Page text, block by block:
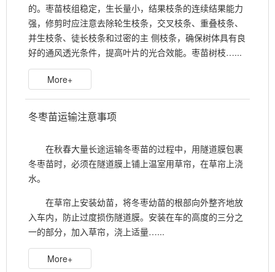
的。枣苗枝组稳定，生长量小，结果枝条的连续结果能力
强，修剪时应注意去除轮生枝条，交叉枝条、重叠枝条、
并生枝条、徒长枝条和过密的主 侧枝条，确保树体具有良
好的通风透光条件，提高叶片的光合效能。枣苗树枝…...
More+
冬枣苗运输注意事项
在秋春大量长途运输冬枣苗的过程中，用隧道膜包裹
冬枣苗时，必须在隧道膜上铺上温室用草帘，在草帘上浇
水。
在草帘上安装幼苗，将冬枣幼苗的根部向外整齐地放
入车内，防止过度损伤隧道膜。安装在车的高度的三分之
一的部分，加入草帘，浇上适量…...
More+